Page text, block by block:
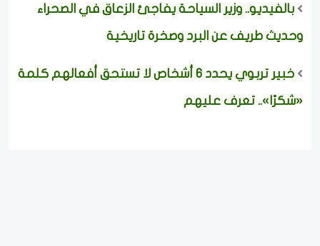
بالفيديو.. وزير السياحة يفاجئ الزعاق في الصحراء
وحديث طريف عن البرد وصخرة تاريخية
خبير تربوي يحدد 6 أشخاص لا تستحق أفعالهم كلمة
«شكرًا».. تعرف عليهم